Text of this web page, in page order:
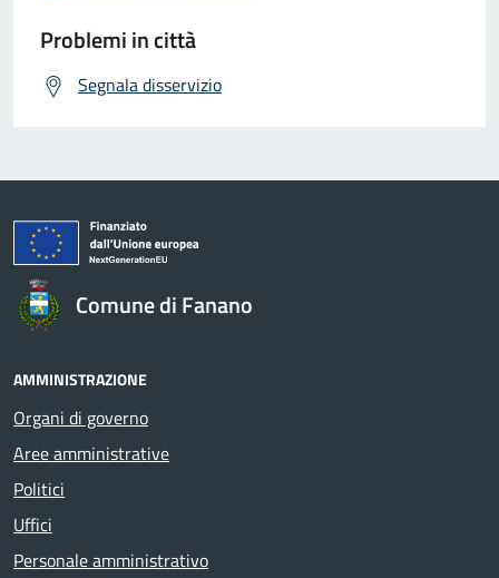
Problemi in città
Segnala disservizio
Comune di Fanano
AMMINISTRAZIONE
Organi di governo
Aree amministrative
Politici
Uffici
Personale amministrativo